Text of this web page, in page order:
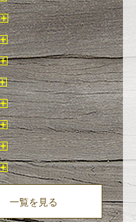
開
く
開
く
開
く
開
く
開
く
開
く
開
く
開
く
開
一覧を見る